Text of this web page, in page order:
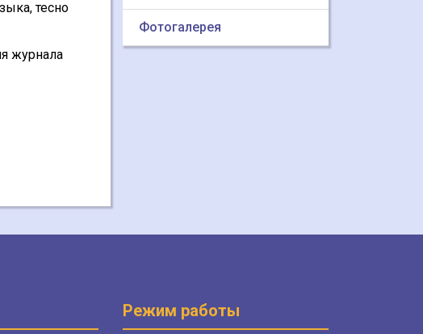
тесно
журнала
Фотогалерея
Режим работы